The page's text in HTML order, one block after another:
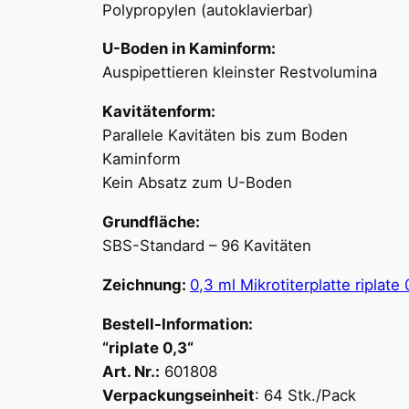
Polypropylen (autoklavierbar)
U-Boden in Kaminform:
Auspipettieren kleinster Restvolumina
Kavitätenform:
Parallele Kavitäten bis zum Boden
Kaminform
Kein Absatz zum U-Boden
Grundfläche:
SBS-Standard – 96 Kavitäten
Zeichnung: 0,3 ml Mikrotiterplatte riplate
Bestell-Information:
“riplate 0,3“
Art. Nr.: 601808
Verpackungseinheit: 64 Stk./Pack